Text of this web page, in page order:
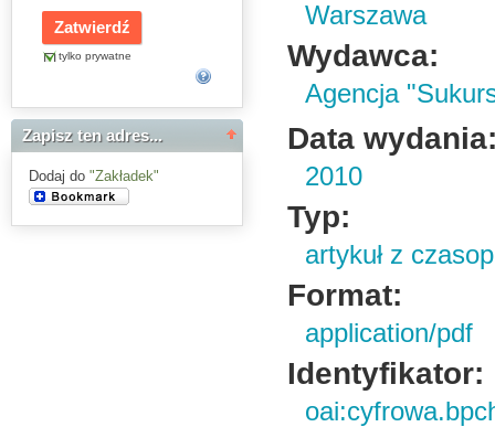
tylko prywatne
Zapisz ten adres...
Dodaj do "Zakładek"
Warszawa
Wydawca:
Agencja
Data
2010
Typ:
artykuł z
Format:
application/pdf
Identyfikator: